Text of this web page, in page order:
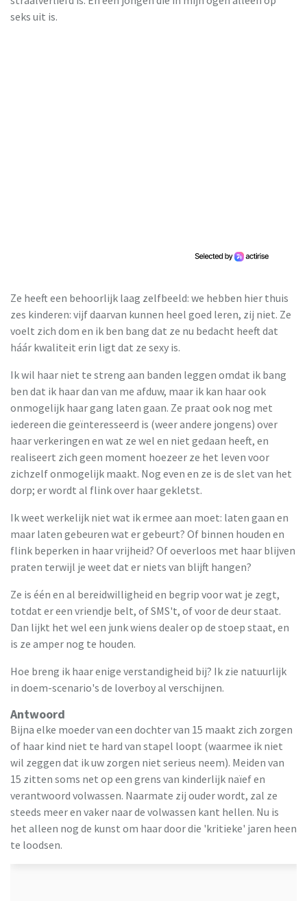
seks uit is.
Ze heeft een behoorlijk laag zelfbeeld: we hebben hier thuis
zes kinderen: vijf daarvan kunnen heel goed leren, zij niet. Ze
voelt zich dom en ik ben bang dat ze nu bedacht heeft dat
háár kwaliteit erin ligt dat ze sexy is.
Ik wil haar niet te streng aan banden leggen omdat ik bang
ben dat ik haar dan van me afduw, maar ik kan haar ook
onmogelijk haar gang laten gaan. Ze praat ook nog met
iedereen die geïnteresseerd is (weer andere jongens) over
haar verkeringen en wat ze wel en niet gedaan heeft, en
realiseert zich geen moment hoezeer ze het leven voor
zichzelf onmogelijk maakt. Nog even en ze is de slet van het
dorp; er wordt al flink over haar gekletst.
Ik weet werkelijk niet wat ik ermee aan moet: laten gaan en
maar laten gebeuren wat er gebeurt? Of binnen houden en
flink beperken in haar vrijheid? Of oeverloos met haar blijven
praten terwijl je weet dat er niets van blijft hangen?
Ze is één en al bereidwilligheid en begrip voor wat je zegt,
totdat er een vriendje belt, of SMS't, of voor de deur staat.
Dan lijkt het wel een junk wiens dealer op de stoep staat, en
is ze amper nog te houden.
Hoe breng ik haar enige verstandigheid bij? Ik zie natuurlijk
in doem-scenario's de loverboy al verschijnen.
Antwoord
Bijna elke moeder van een dochter van 15 maakt zich zorgen
of haar kind niet te hard van stapel loopt (waarmee ik niet
wil zeggen dat ik uw zorgen niet serieus neem). Meiden van
15 zitten soms net op een grens van kinderlijk naïef en
verantwoord volwassen. Naarmate zij ouder wordt, zal ze
steeds meer en vaker naar de volwassen kant hellen. Nu is
het alleen nog de kunst om haar door die 'kritieke' jaren heen
te loodsen.